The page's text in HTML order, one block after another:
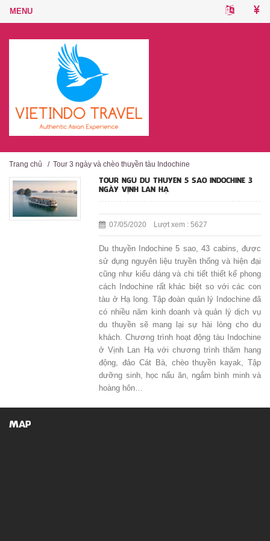
Trang chủ / Tour 3 ngày và chèo thuyền tàu Indochine
TOUR NGỦ DU THUYỀN 5 SAO INDOCHINE 3
NGÀY VỊNH LAN HẠ
07/05/2020 Lượt xem : 5627
Du thuyền Indochine 5 sao, 43 cabins, được
sử dụng nguyên liệu truyền thống và hiện đại
cũng như kiểu dáng và chi tiết thiết kế phong
cách Indochine rất khác biệt so với các con
tàu ở Hạ long. Tập đoàn quản lý Indochine đã
có nhiều năm kinh doanh và quản lý dịch vụ
du thuyền sẽ mang lại sự hài lòng cho du
khách. Chương trình hoạt động tàu Indochine
ở Vịnh Lan Hạ với chương trình thăm hang
động, đảo Cát Bà, chèo thuyền kayak, Tập
dưỡng sinh, học nấu ăn, ngắm bình minh và
hoàng hôn…
MAP